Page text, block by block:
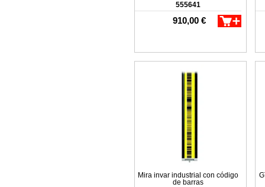
555641
910,00 €
Mira invar industrial con código
de barras